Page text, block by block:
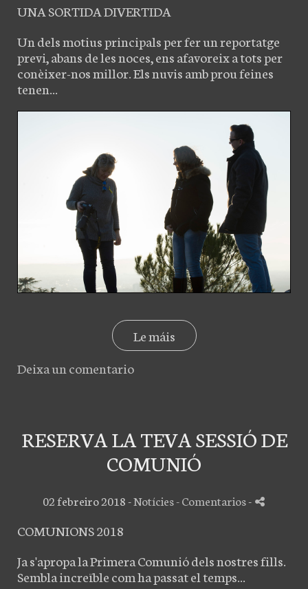
UNA SORTIDA DIVERTIDA
Un dels motius principals per fer un reportatge
previ, abans de les noces, ens afavoreix a tots per
conèixer-nos millor. Els nuvis amb prou feines
tenen...
Le máis
Deixa un comentario
RESERVA LA TEVA SESSIÓ DE
COMUNIÓ
02 febreiro 2018 -Notícies- Comentarios-
COMUNIONS 2018
Ja s'apropa la Primera Comunió dels nostres fills.
Sembla increïble com ha passat el temps...